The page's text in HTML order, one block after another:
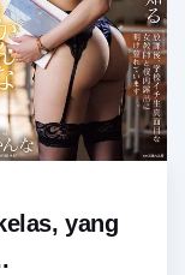
yang